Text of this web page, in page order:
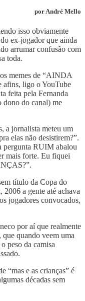
por André Mello
isso obviamente
ex-jogador que ainda
arrumar confusão com
toda.
memes de “AINDA
ligo o YouTube
feita pela Fernanda
dono do canal) me
a jornalista meteu um
elas não desistirem?”.
pergunta RUIM abalou
mais forte. Eu fiquei
título da Copa do
a gente até achava
jogadores convocados,
por aí que realmente
que quando veem uma
peso da camisa
“mas e as crianças” é
décadas sem